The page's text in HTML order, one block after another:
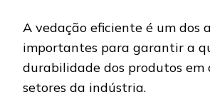
A vedação eficiente é um dos
importantes para garantir a
durabilidade dos produtos em
setores da indústria.